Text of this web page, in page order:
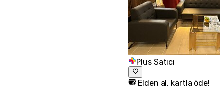
Plus Satıcı
Elden al, kartla öde!